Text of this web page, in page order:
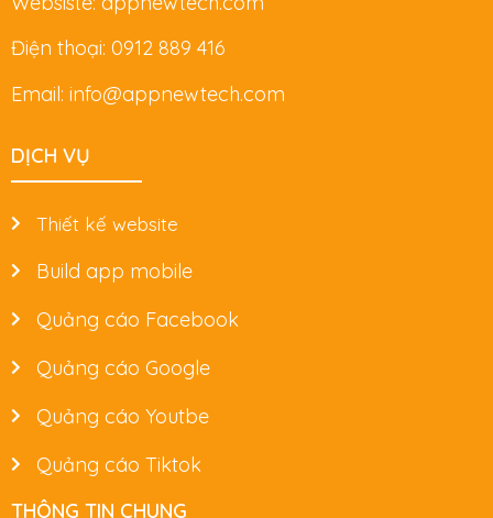
Điện thoại: 0912 889 416
Email: info@appnewtech.com
DỊCH VỤ
Thiết kế website
Build app mobile
Quảng cáo Facebook
Quảng cáo Google
Quảng cáo Youtbe
Quảng cáo Tiktok
THÔNG TIN CHUNG